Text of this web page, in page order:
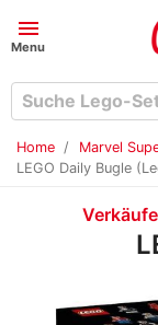
menu
Menu
Home Marvel
LEGO Daily Bugle